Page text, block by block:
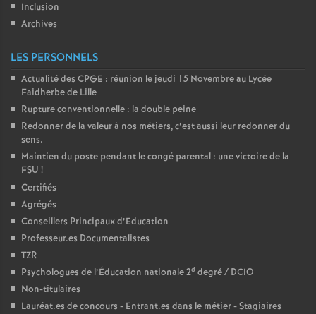
Inclusion
Archives
LES PERSONNELS
Actualité des CPGE : réunion le jeudi 15 Novembre au Lycée
Faidherbe de Lille
Rupture conventionnelle : la double peine
Redonner de la valeur à nos métiers, c’est aussi leur redonner du
sens.
Maintien du poste pendant le congé parental : une victoire de la
FSU !
Certifiés
Agrégés
Conseillers Principaux d’Education
Professeur.es Documentalistes
TZR
Psychologues de l’Éducation nationale 2d degré / DCIO
Non-titulaires
Lauréat.es de concours - Entrant.es dans le métier - Stagiaires